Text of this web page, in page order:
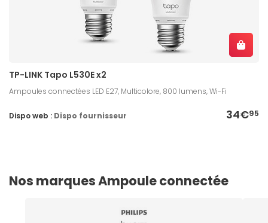
TP-LINK Tapo L530E x2
Ampoules connectées LED E27, Multicolore, 800 lumens, Wi-Fi
34€95
Dispo web : Dispo fournisseur
Nos marques Ampoule connectée